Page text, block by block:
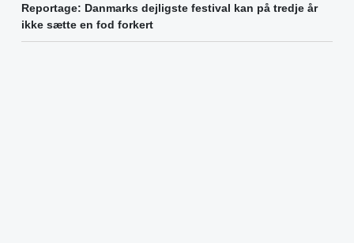
Reportage: Danmarks dejligste festival kan på tredje år
ikke sætte en fod forkert